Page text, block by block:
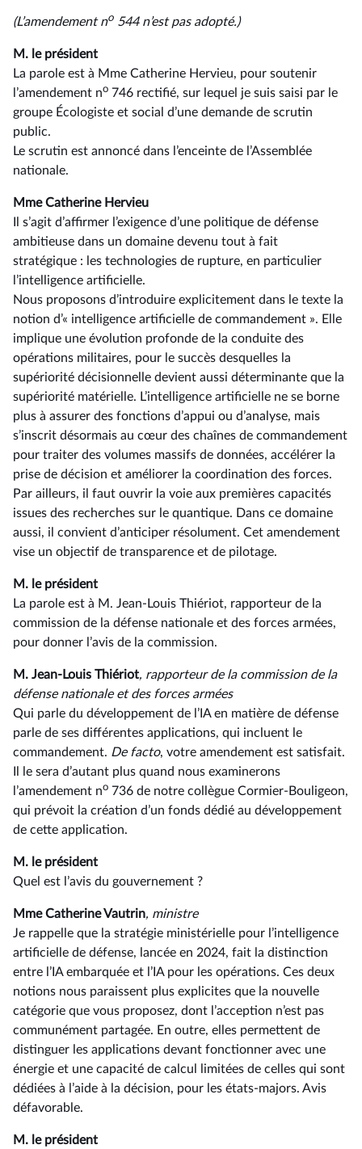
(L’amendement no 544 n’est pas adopté.)
M. le président
La parole est à Mme Catherine Hervieu, pour soutenir
l’amendement no 746 rectifié, sur lequel je suis saisi par le
groupe Écologiste et social d’une demande de scrutin
public.
Le scrutin est annoncé dans l’enceinte de l’Assemblée
nationale.
Mme Catherine Hervieu
Il s’agit d’affirmer l’exigence d’une politique de défense
ambitieuse dans un domaine devenu tout à fait
stratégique : les technologies de rupture, en particulier
l’intelligence artificielle.
Nous proposons d’introduire explicitement dans le texte la
notion d’« intelligence artificielle de commandement ». Elle
implique une évolution profonde de la conduite des
opérations militaires, pour le succès desquelles la
supériorité décisionnelle devient aussi déterminante que la
supériorité matérielle. L’intelligence artificielle ne se borne
plus à assurer des fonctions d’appui ou d’analyse, mais
s’inscrit désormais au cœur des chaînes de commandement
pour traiter des volumes massifs de données, accélérer la
prise de décision et améliorer la coordination des forces.
Par ailleurs, il faut ouvrir la voie aux premières capacités
issues des recherches sur le quantique. Dans ce domaine
aussi, il convient d’anticiper résolument. Cet amendement
vise un objectif de transparence et de pilotage.
M. le président
La parole est à M. Jean-Louis Thiériot, rapporteur de la
commission de la défense nationale et des forces armées,
pour donner l’avis de la commission.
M. Jean-Louis Thiériot, rapporteur de la commission de la
défense nationale et des forces armées
Qui parle du développement de l’IA en matière de défense
parle de ses différentes applications, qui incluent le
commandement. De facto, votre amendement est satisfait.
Il le sera d’autant plus quand nous examinerons
l’amendement no 736 de notre collègue Cormier-Bouligeon,
qui prévoit la création d’un fonds dédié au développement
de cette application.
M. le président
Quel est l’avis du gouvernement ?
Mme Catherine Vautrin, ministre
Je rappelle que la stratégie ministérielle pour l’intelligence
artificielle de défense, lancée en 2024, fait la distinction
entre l’IA embarquée et l’IA pour les opérations. Ces deux
notions nous paraissent plus explicites que la nouvelle
catégorie que vous proposez, dont l’acception n’est pas
communément partagée. En outre, elles permettent de
distinguer les applications devant fonctionner avec une
énergie et une capacité de calcul limitées de celles qui sont
dédiées à l’aide à la décision, pour les états-majors. Avis
défavorable.
M. le président